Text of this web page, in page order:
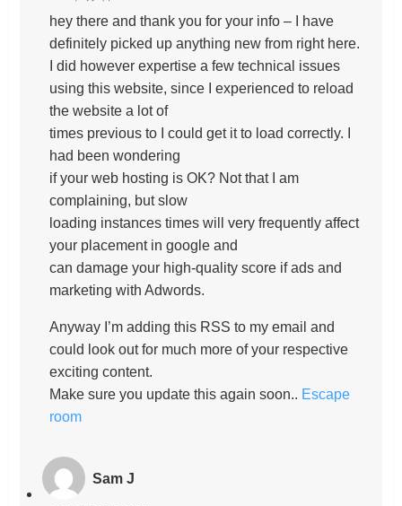
hey there and thank you for your info – I have
definitely picked up anything new from right here.
I did however expertise a few technical issues
using this website, since I experienced to reload
the website a lot of
times previous to I could get it to load correctly. I
had been wondering
if your web hosting is OK? Not that I am
complaining, but slow
loading instances times will very frequently affect
your placement in google and
can damage your high-quality score if ads and
marketing with Adwords.
Anyway I’m adding this RSS to my email and
could look out for much more of your respective
exciting content.
Make sure you update this again soon.. Escape
room
Sam J